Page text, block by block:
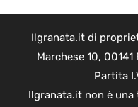
Ilgranata.it di
Marchese 10,
Partita
Ilgranata.it non è